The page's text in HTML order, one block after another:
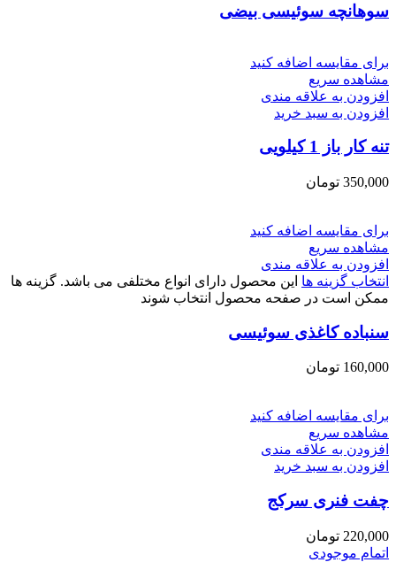
سوهانچه سوئیسی بیضی
برای مقایسه اضافه کنید
مشاهده سریع
افزودن به علاقه مندی
افزودن به سبد خرید
تنه کار باز 1 کیلویی
350,000 تومان
برای مقایسه اضافه کنید
مشاهده سریع
افزودن به علاقه مندی
انتخاب گزینه ها این محصول دارای انواع مختلفی می باشد. گزینه ها
ممکن است در صفحه محصول انتخاب شوند
سنباده کاغذی سوئیسی
160,000 تومان
برای مقایسه اضافه کنید
مشاهده سریع
افزودن به علاقه مندی
افزودن به سبد خرید
چفت فنری سرکج
220,000 تومان
اتمام موجودی